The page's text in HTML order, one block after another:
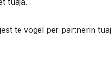
tuaja.
të vogël për partnerin